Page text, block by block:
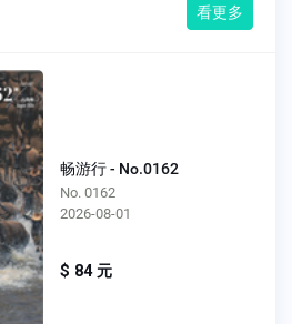
看更多
畅游行 - No.0162
No. 0162
2026-08-01
$ 84 元